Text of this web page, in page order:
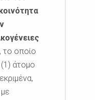
το οποίο
(1) άτομο